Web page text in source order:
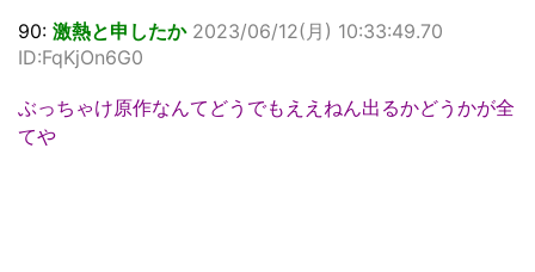
90: 激熱と申したか 2023/06/12(月) 10:33:49.70
ID:FqKjOn6G0
ぶっちゃけ原作なんてどうでもええねん出るかどうかが全
てや